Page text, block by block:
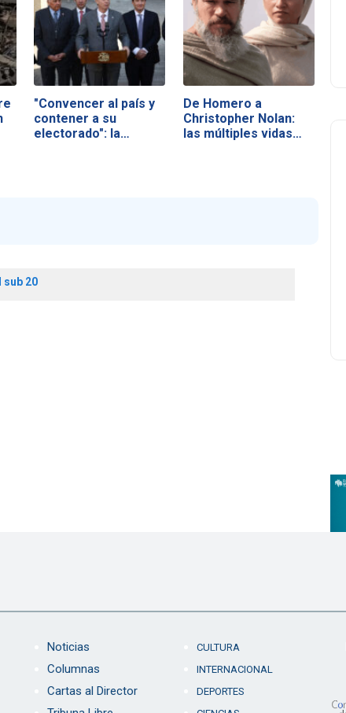
"Convencer al país y
contener a su
electorado": la…
De Homero a
Christopher Nolan:
las múltiples vidas…
sub 20
Noticias
Columnas
Cartas al Director
CULTURA
INTERNACIONAL
DEPORTES